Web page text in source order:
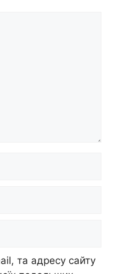
та адресу сайту